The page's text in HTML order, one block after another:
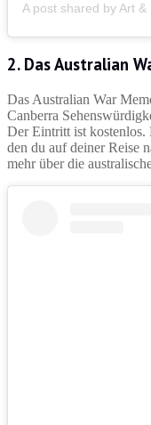
2. Das Australian
Das Australian War
Canberra
Der Eintritt ist kostenlos.
den du auf deiner Reise
mehr über die